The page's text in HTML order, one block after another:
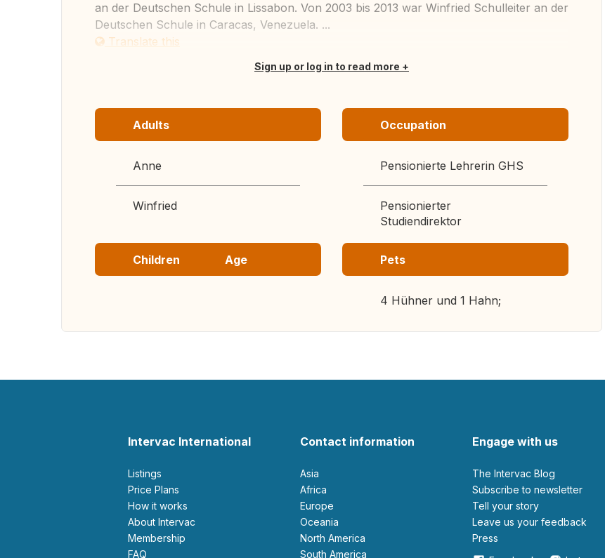
an der Deutschen Schule in Lissabon. Von 2003 bis 2013 war Winfried Schulleiter an der
Deutschen Schule in Caracas, Venezuela. ...
Translate this
Sign up or log in to read more
Adults
Anne
Winfried
Occupation
Pensionierte Lehrerin GHS
Pensionierter
Studiendirektor
Children Age Pets
4 Hühner und 1 Hahn;
Intervac International
Listings
Price Plans
How it works
About Intervac
Membership
FAQ
Contact information
Asia
Africa
Europe
Oceania
North America
South America
Engage with us
The Intervac Blog
Subscribe to newsletter
Tell your story
leave us your feedback
Press